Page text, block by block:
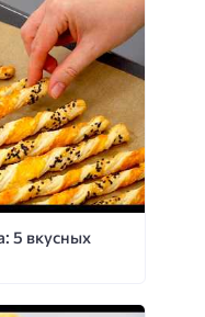
5 вкусных